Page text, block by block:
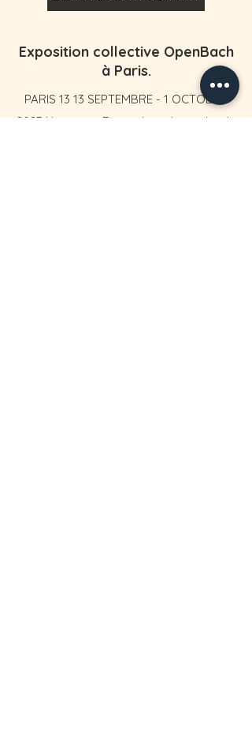
Exposition collective OpenBach
à Paris.
PARIS 13 13 SEPTEMBRE - 1 OCTOBRE
2023 Horaires : Du jeudi au dimanche de